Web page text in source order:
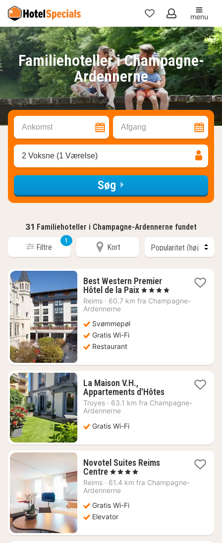
Mine
favoritter
menu
Familiehoteller i Champagne-
Ardennerne
Ankomst Afgang
2 Voksne (1 Værelse)
Søg
31 Familiehoteller i Champagne-Ardennerne fundet
Filtre
1
Kort
Best Western Premier
Hôtel de la Paix1
nat
, 4 Stjerner
Reims · 60.7 km fra Champagne-
Ardennerne
Svømmepøl
Gratis Wi-Fi
Restaurant
La Maison V.H.,
Appartements d'Hôtes1
nat
fra
Troyes · 63.1 km fra Champagne-
Ardennerne
Gratis Wi-Fi
Novotel Suites Reims
Centre1
nat
fra
kr.
, 4 Stjerner
Reims · 61.4 km fra Champagne-
Ardennerne
Gratis Wi-Fi
Elevator